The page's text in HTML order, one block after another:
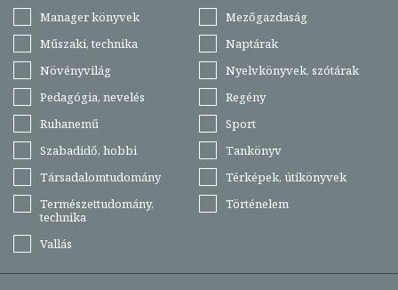
Manager könyvek
Mezőgazdaság
Műszaki, technika
Naptárak
Növényvilág
Nyelvkönyvek, szótárak
Pedagógia, nevelés
Regény
Ruhanemű
Sport
Szabadidő, hobbi
Tankönyv
Társadalomtudomány
Térképek, útikönyvek
Természettudomány,
technika
Történelem
Vallás